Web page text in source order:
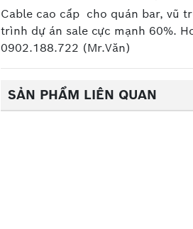
Cable cao cấp cho quán bar, vũ
trình dự án sale cực mạnh 60%.
0902.188.722 (Mr.Văn)
SẢN PHẨM LIÊN QUAN